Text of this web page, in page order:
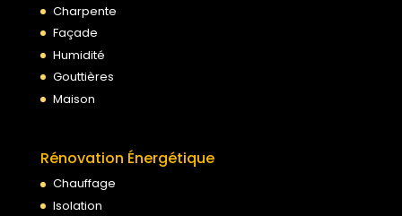
Charpente
Façade
Humidité
Gouttières
Maison
Rénovation Énergétique
Chauffage
Isolation